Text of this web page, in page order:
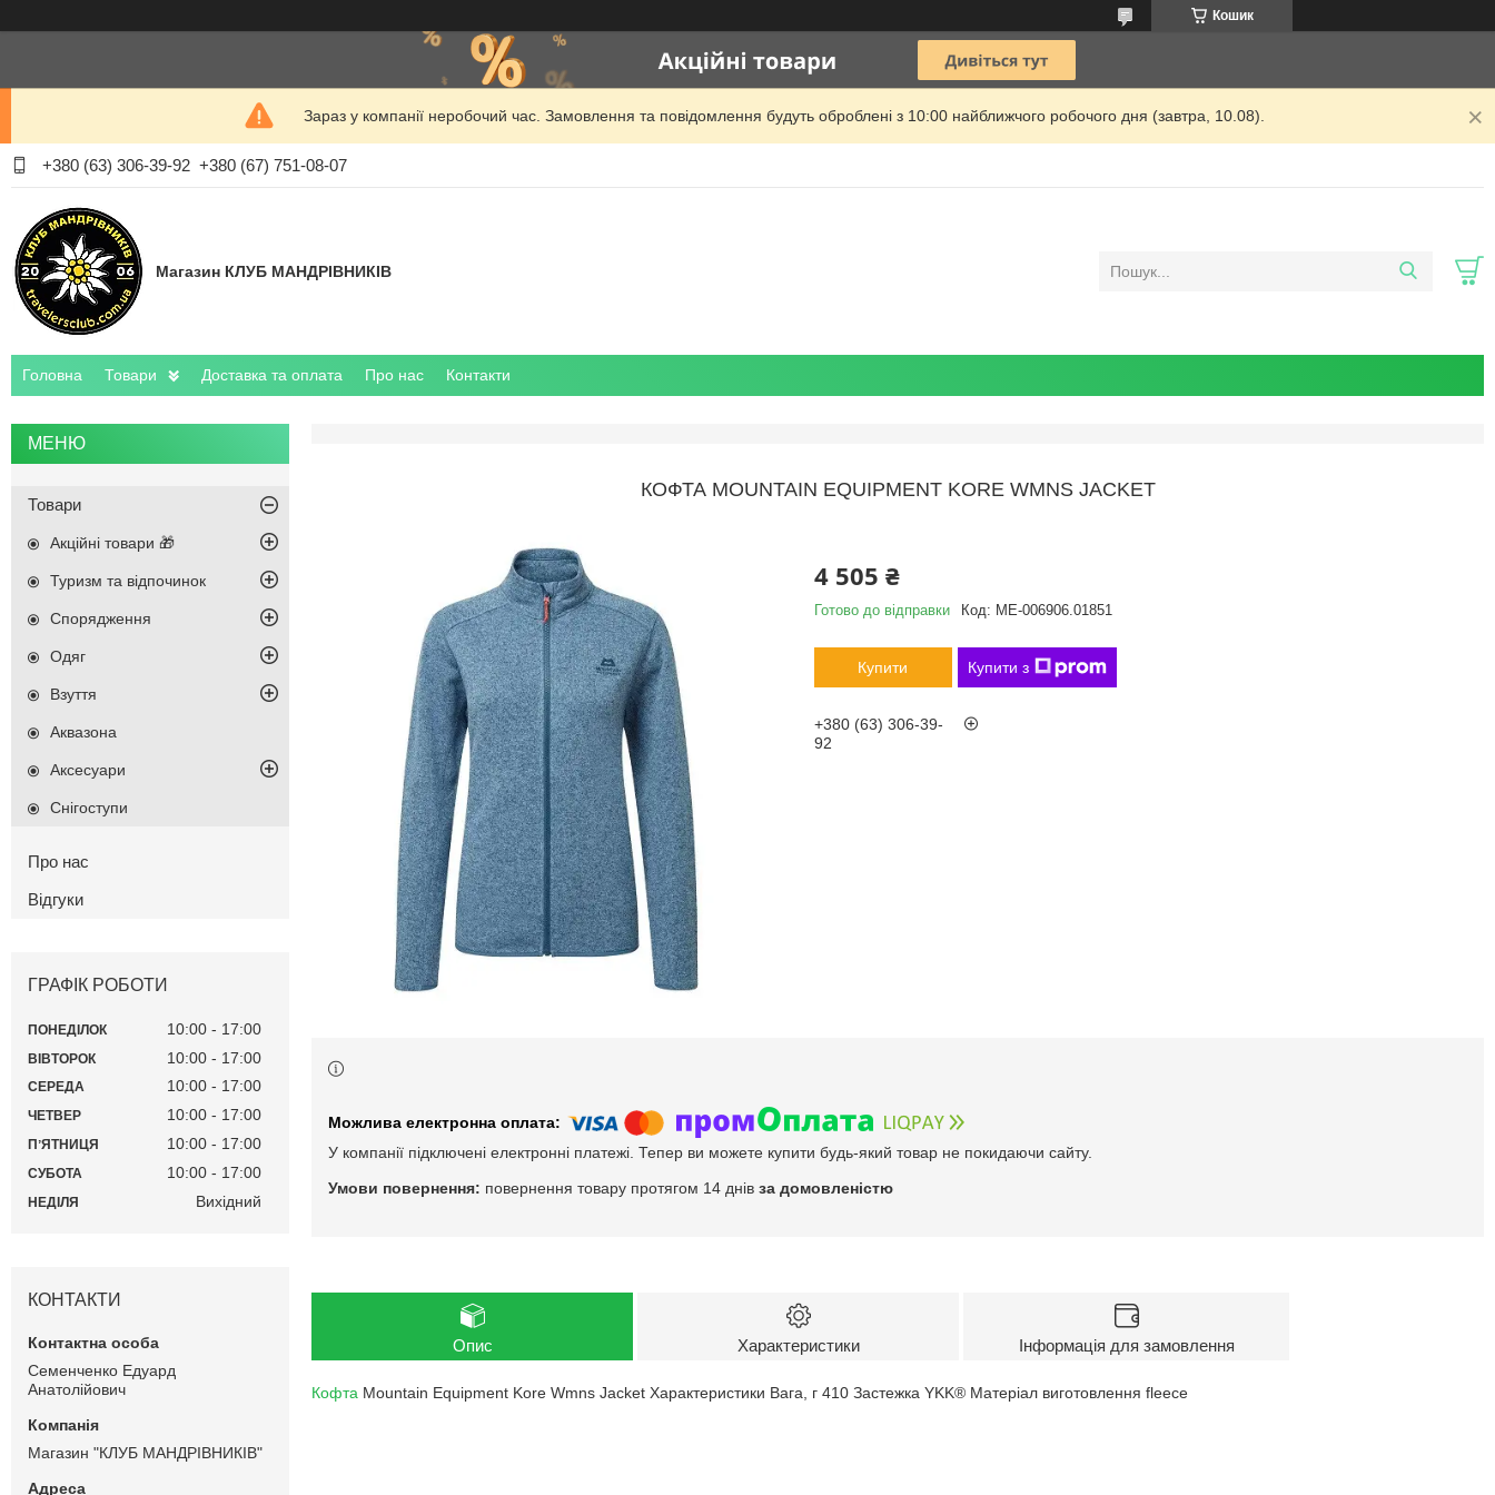
Кошик
Зараз у компанії неробочий час. Замовлення та повідомлення будуть оброблені з 10:00 найближчого робочого дня (завтра, 10.08).
+380 (63) 306-39-92 +380 (67) 751-08-07
Магазин КЛУБ МАНДРІВНИКІВ
Головна Товари Доставка та оплата Про нас Контакти
КОФТА MOUNTAIN EQUIPMENT KORE WMNS JACKET
4 505 ₴
Готово до відправки Код: ME-006906.01851
Купити Купити з
+380 (63) 306-39-
92
У компанії підключені електронні платежі. Тепер ви можете купити будь-який товар не покидаючи сайту.
повернення товару протягом 14 днів за домовленістю
Опис Характеристики Інформація для замовлення
Кофта Mountain Equipment Kore Wmns Jacket Характеристики Вага, г 410 Застежка YKK® Матеріал виготовлення fleece
Товари
Акційні товари 🎁
Туризм та відпочинок
Спорядження
Одяг
Взуття
Аквазона
Аксесуари
Снігоступи
Про нас
Відгуки
ГРАФІК РОБОТИ
ПОНЕДІЛОК 10:00 17:00
ВІВТОРОК 10:00 17:00
СЕРЕДА 10:00 17:00
ЧЕТВЕР 10:00 17:00
ПʼЯТНИЦЯ 10:00 17:00
СУБОТА 10:00 17:00
НЕДІЛЯ Вихідний
КОНТАКТИ
Семенченко Едуард
Анатолійович
Магазин "КЛУБ МАНДРІВНИКІВ"